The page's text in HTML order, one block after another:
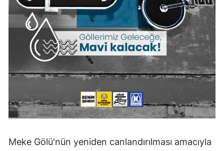
Malatya
Manisa
Kahramanmaraş
Mardin
Muş
Nevşehir
Meke Gölü'nün yeniden canlandırılması amacıyla